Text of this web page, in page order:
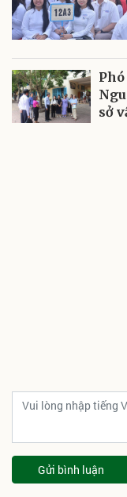
sở
Gửi bình luận